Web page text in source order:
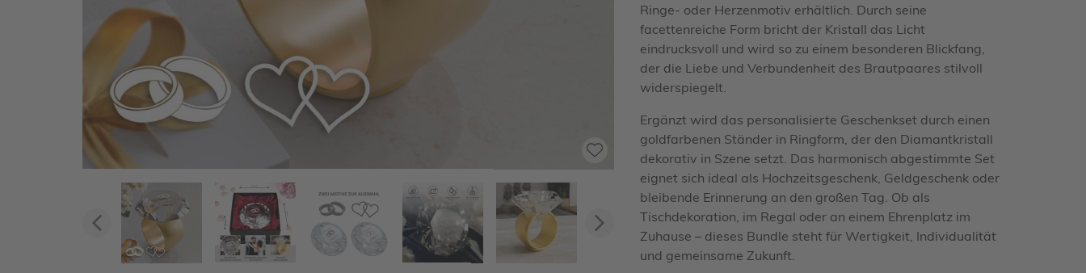
Zurück Vorwärts
Ringe- oder Herzenmotiv erhältlich. Durch seine
facettenreiche Form bricht der Kristall das Licht
eindrucksvoll und wird so zu einem besonderen Blickfang,
der die Liebe und Verbundenheit des Brautpaares stilvoll
widerspiegelt.
Ergänzt wird das personalisierte Geschenkset durch einen
goldfarbenen Ständer in Ringform, der den Diamantkristall
dekorativ in Szene setzt. Das harmonisch abgestimmte Set
eignet sich ideal als Hochzeitsgeschenk, Geldgeschenk oder
bleibende Erinnerung an den großen Tag. Ob als
Tischdekoration, im Regal oder an einem Ehrenplatz im
Zuhause – dieses Bundle steht für Wertigkeit, Individualität
und gemeinsame Zukunft.